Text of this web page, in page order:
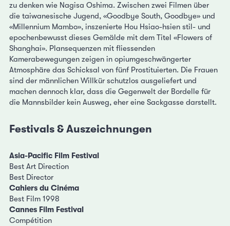
zu denken wie Nagisa Oshima. Zwischen zwei Filmen über
die taiwanesische Jugend, «Goodbye South, Goodbye» und
«Millennium Mambo», inszenierte Hou Hsiao-hsien stil- und
epochenbewusst dieses Gemälde mit dem Titel «Flowers of
Shanghai». Plansequenzen mit fliessenden
Kamerabewegungen zeigen in opiumgeschwängerter
Atmosphäre das Schicksal von fünf Prostituierten. Die Frauen
sind der männlichen Willkür schutzlos ausgeliefert und
machen dennoch klar, dass die Gegenwelt der Bordelle für
die Mannsbilder kein Ausweg, eher eine Sackgasse darstellt.
Festivals & Auszeichnungen
Asia-Pacific Film Festival
Best Art Direction
Best Director
Cahiers du Cinéma
Best Film 1998
Cannes Film Festival
Compétition